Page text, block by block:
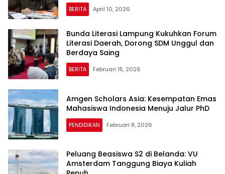
BERITA April 10, 2026
Bunda Literasi Lampung Kukuhkan Forum
Literasi Daerah, Dorong SDM Unggul dan
Berdaya Saing
BERITA Februari 15, 2026
Amgen Scholars Asia: Kesempatan Emas
Mahasiswa Indonesia Menuju Jalur PhD
PENDIDIKAN Februari 8, 2026
Peluang Beasiswa S2 di Belanda: VU
Amsterdam Tanggung Biaya Kuliah